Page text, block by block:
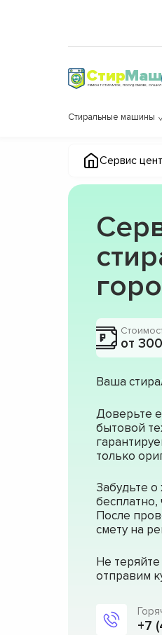
СтирМаш
РЕМОНТ СТИРАЛОК, ПОСУДОМОЕК,
Стиральные машины
Сервис
от
Ваша
Доверьте
бытовой
только
Забудьте
После
смету на
Не
отправим
+7